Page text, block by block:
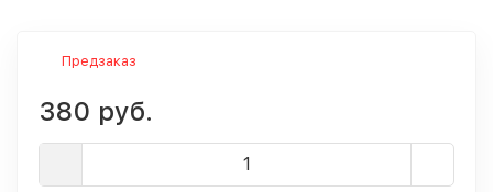
Предзаказ
380 руб.